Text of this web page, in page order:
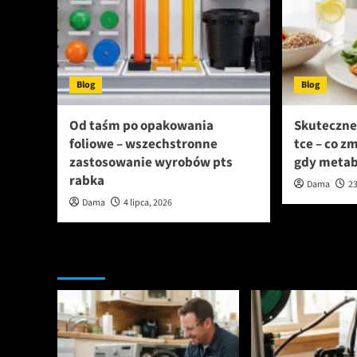
Blog
Od taśm po opakowania
foliowe – wszechstronne
zastosowanie wyrobów pts
rabka
Dama 4 lipca, 2026
Blog
tce – co
gdy
Dama